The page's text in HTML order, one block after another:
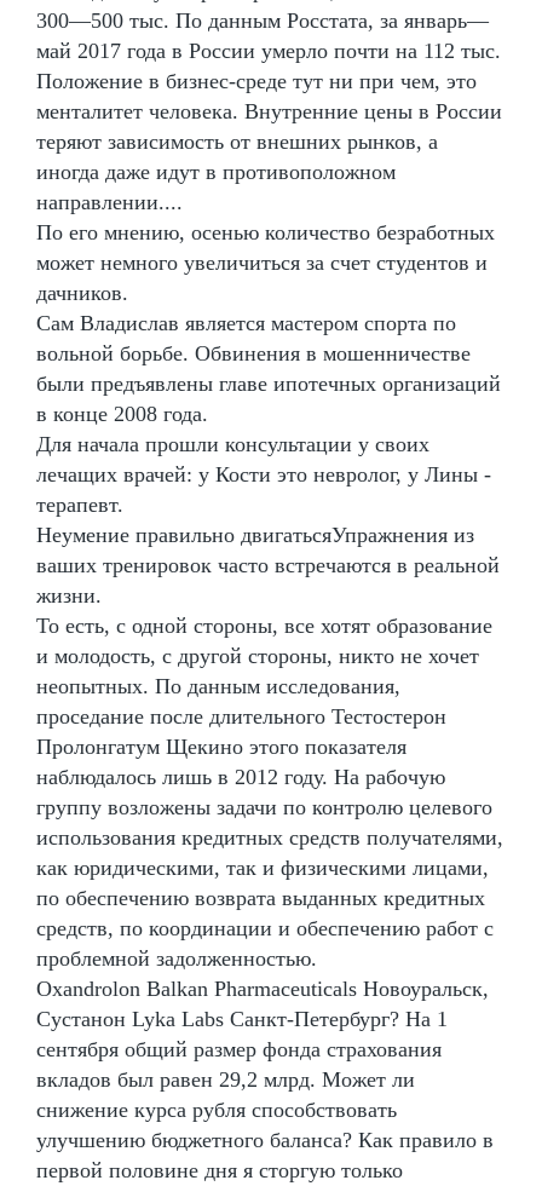
300—500 тыс. По данным Росстата, за январь—
май 2017 года в России умерло почти на 112 тыс.
Положение в бизнес-среде тут ни при чем, это
менталитет человека. Внутренние цены в России
теряют зависимость от внешних рынков, а
иногда даже идут в противоположном
направлении....
По его мнению, осенью количество безработных
может немного увеличиться за счет студентов и
дачников.
Сам Владислав является мастером спорта по
вольной борьбе. Обвинения в мошенничестве
были предъявлены главе ипотечных организаций
в конце 2008 года.
Для начала прошли консультации у своих
лечащих врачей: у Кости это невролог, у Лины -
терапевт.
Неумение правильно двигатьсяУпражнения из
ваших тренировок часто встречаются в реальной
жизни.
То есть, с одной стороны, все хотят образование
и молодость, с другой стороны, никто не хочет
неопытных. По данным исследования,
проседание после длительного Тестостерон
Пролонгатум Щекино этого показателя
наблюдалось лишь в 2012 году. На рабочую
группу возложены задачи по контролю целевого
использования кредитных средств получателями,
как юридическими, так и физическими лицами,
по обеспечению возврата выданных кредитных
средств, по координации и обеспечению работ с
проблемной задолженностью.
Oxandrolon Balkan Pharmaceuticals Новоуральск,
Сустанон Lyka Labs Санкт-Петербург? На 1
сентября общий размер фонда страхования
вкладов был равен 29,2 млрд. Может ли
снижение курса рубля способствовать
улучшению бюджетного баланса? Как правило в
первой половине дня я сторгую только